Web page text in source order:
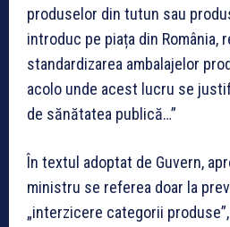
produselor din tutun sau
introduc pe piața din România,
standardizarea ambalajelor
acolo unde acest lucru se
de sănătatea publică…”
În textul adoptat de Guvern,
ministru se referea doar la
„interzicere categorii